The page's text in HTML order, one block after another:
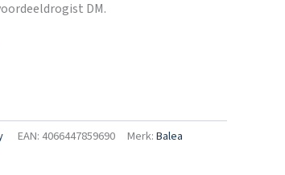
DM.
EAN: 4066447859690 Merk:Balea